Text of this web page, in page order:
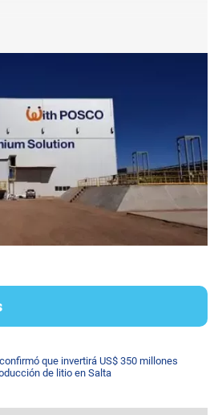
que invertirá US$ 350 millones
de litio en Salta